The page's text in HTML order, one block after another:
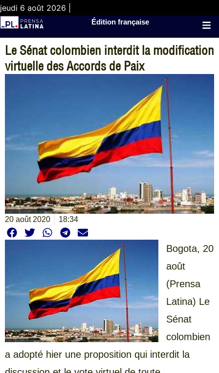
jeudi 6 août 2026 |
Édition française
Le Sénat colombien interdit la modification
virtuelle des Accords de Paix
20 août 2020 18:34
Bogota, 20
août
(Prensa
Latina) Le
Sénat
colombien
a adopté hier une proposition qui interdit la